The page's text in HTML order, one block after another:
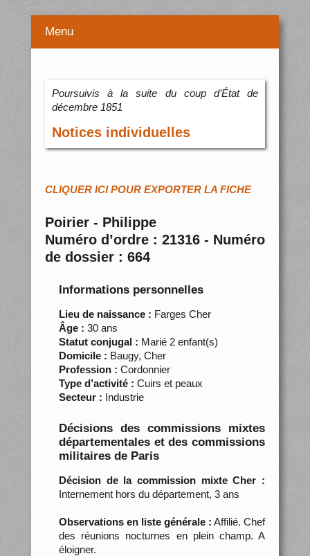
Menu
Poursuivis à la suite du coup d’État de
décembre 1851
Notices individuelles
CLIQUER ICI POUR EXPORTER LA FICHE
Poirier - Philippe
Numéro d’ordre : 21316 - Numéro
de dossier : 664
Informations personnelles
Lieu de naissance : Farges Cher
Âge : 30 ans
Statut conjugal : Marié 2 enfant(s)
Domicile : Baugy, Cher
Profession : Cordonnier
Type d’activité : Cuirs et peaux
Secteur : Industrie
Décisions des commissions mixtes
départementales et des commissions
militaires de Paris
Décision de la commission mixte Cher :
Internement hors du département, 3 ans
Observations en liste générale : Affilié. Chef
des réunions nocturnes en plein champ. A
éloigner.